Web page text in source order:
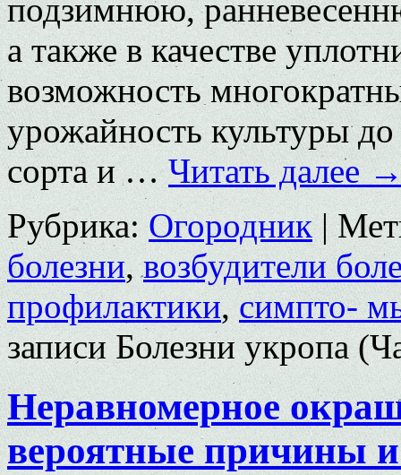
подзимнюю,
а также в качестве
возможность
урожайность культуры
сорта и …Читать далее
Рубрика: Огородник |
болезни,возбудители
профилактики,симпто-
записи Болезни укропа
Неравномерное
вероятные причины